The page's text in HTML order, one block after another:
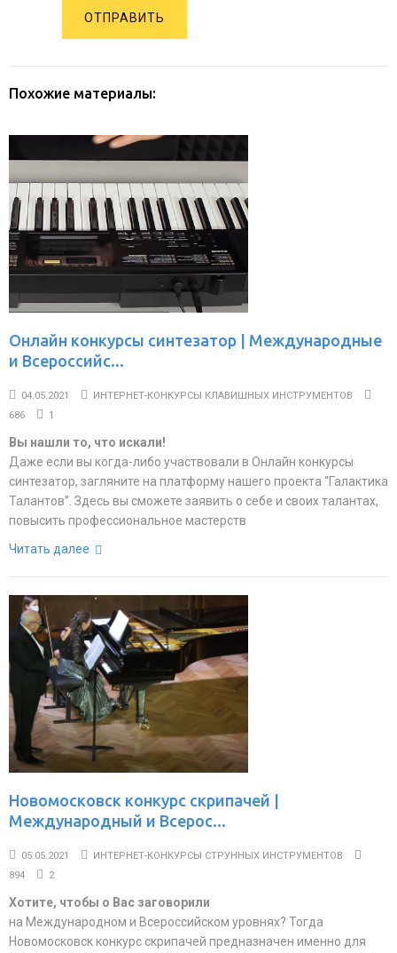
ОТПРАВИТЬ
Похожие материалы:
Онлайн конкурсы синтезатор | Международные
и Всероссийс...
04.05.2021
ИНТЕРНЕТ-КОНКУРСЫ КЛАВИШНЫХ ИНСТРУМЕНТОВ
686
1
Вы нашли то, что искали!
Даже если вы когда-либо участвовали в Онлайн конкурсы
синтезатор, загляните на платформу нашего проекта “Галактика
Талантов”. Здесь вы сможете заявить о себе и своих талантах,
повысить профессиональное мастерств
Читать далее
Новомосковск конкурс скрипачей |
Международный и Всерос...
05.05.2021
ИНТЕРНЕТ-КОНКУРСЫ СТРУННЫХ ИНСТРУМЕНТОВ
894
2
Хотите, чтобы о Вас заговорили
на Международном и Всероссийском уровнях? Тогда
Новомосковск конкурс скрипачей предназначен именно для